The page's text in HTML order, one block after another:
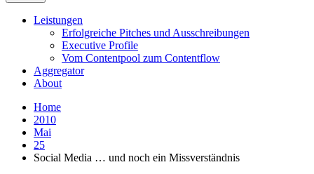
Leistungen
Erfolgreiche Pitches und Ausschreibungen
Executive Profile
Vom Contentpool zum Contentflow
Aggregator
About
Home
2010
Mai
25
Social Media … und noch ein Missverständnis